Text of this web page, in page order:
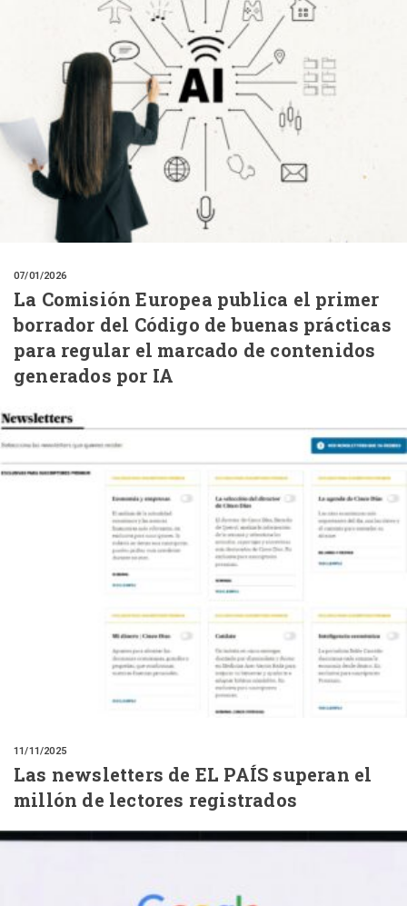
07/01/2026
La Comisión Europea publica el primer
borrador del Código de buenas prácticas
para regular el marcado de contenidos
generados por IA
11/11/2025
Las newsletters de EL PAÍS superan el
millón de lectores registrados